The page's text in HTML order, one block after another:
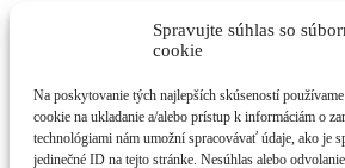
Spravujte súhlas so
cookie
Na poskytovanie tých najlepších skúseností
cookie na ukladanie a/alebo prístup k informáciám o
technológiami nám umožní spracovávať údaje, ako je
jedinečné ID na tejto stránke. Nesúhlas alebo
SME K DISPOZÍCII
Denne ………….. 9:30 – 18:30
whatsapp …………… nonstop